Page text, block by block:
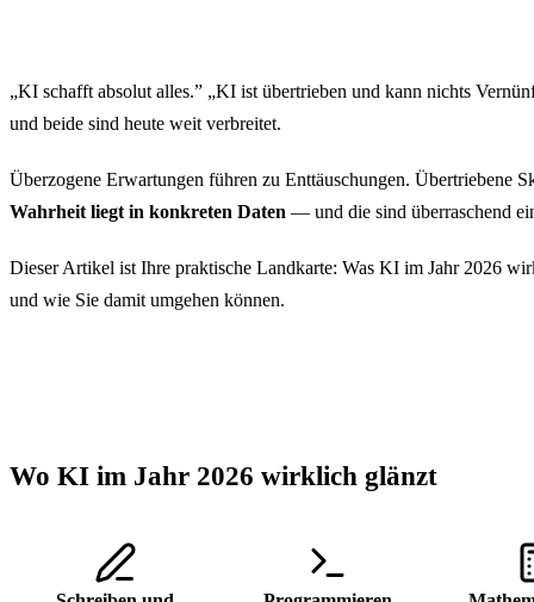
„KI schafft absolut alles.” „KI ist übertrieben und kann nichts
und beide sind heute weit verbreitet.
Überzogene Erwartungen führen zu Enttäuschungen. Übertriebene
Wahrheit liegt in konkreten Daten — und die sind überraschend
Dieser Artikel ist Ihre praktische Landkarte: Was KI im Jahr 2026
und wie Sie damit umgehen können.
Wo KI im Jahr 2026 wirklich glänzt